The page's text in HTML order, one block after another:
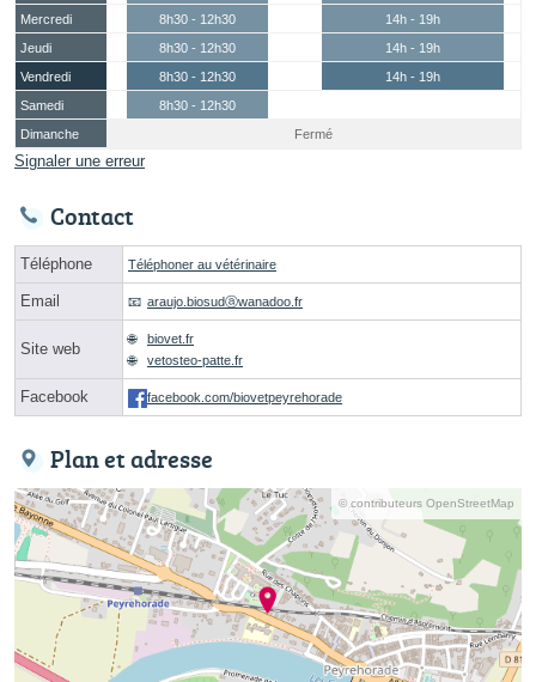
Mercredi
8h30 - 12h30
14h - 19h
Jeudi
8h30 - 12h30
14h - 19h
Vendredi
8h30 - 12h30
14h - 19h
Samedi
8h30 - 12h30
Dimanche
Fermé
Signaler une erreur
Contact
Téléphone Téléphoner au vétérinaire
Email araujo.biosudⓐwanadoo.fr
Site web
biovet.fr
vetosteo-patte.fr
Facebook facebook.com/biovetpeyrehorade
Plan et adresse
© contributeurs OpenStreetMap